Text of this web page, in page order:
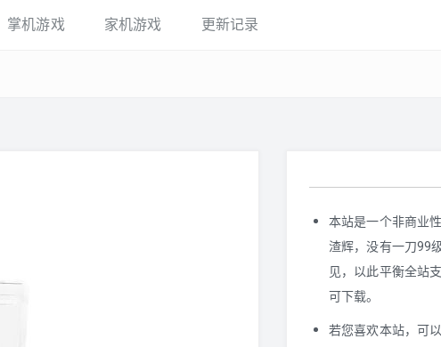
掌机游戏 家机游戏 更新记录
本站是一个非商业
渣辉，没有一刀99
见，以此平衡全站
可下载。
若您喜欢本站，可